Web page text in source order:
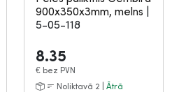
900x350x3mm, melns
5-05-118
8.35
€ bez PVN
Noliktavā 2 | Ātrā